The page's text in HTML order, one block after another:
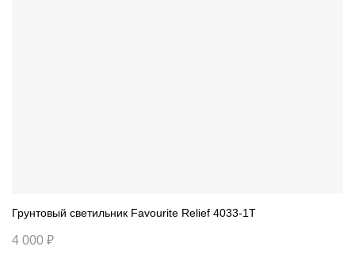
Грунтовый светильник Favourite Relief 4033-1T
4 000 ₽